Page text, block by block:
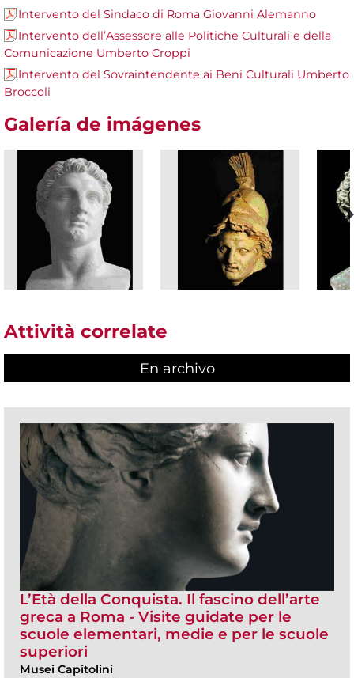
Intervento del Sindaco di Roma Giovanni Alemanno
Intervento dell’Assessore alle Politiche Culturali e della
Comunicazione Umberto Croppi
Intervento del Sovraintendente ai Beni Culturali Umberto
Broccoli
Galería de imágenes
Attività correlate
En archivo
L’Età della Conquista. Il fascino dell’arte
greca a Roma - Visite guidate per le
scuole elementari, medie e per le scuole
superiori
Musei Capitolini